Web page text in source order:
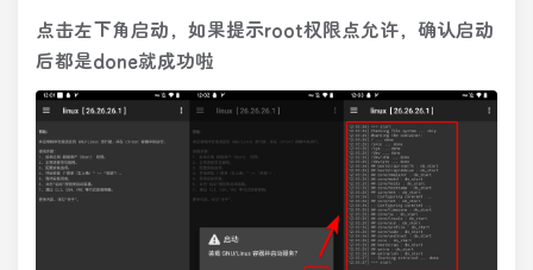
点击左下角启动，如果提示root权限点允许，确认启动
后都是done就成功啦